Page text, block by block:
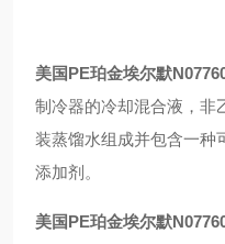
美国PE珀金埃尔默
制冷器的冷却混合液，非
装蒸馏水组成并包含一种
添加剂。
美国PE珀金埃尔默